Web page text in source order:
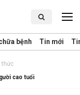
bệnh Tin mới
thức
cao tuổi